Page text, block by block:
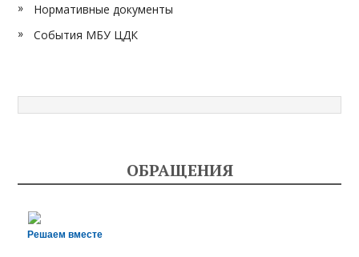
Нормативные документы
События МБУ ЦДК
ОБРАЩЕНИЯ
Решаем вместе